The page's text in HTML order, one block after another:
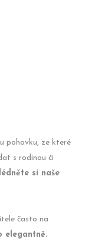
pohovku, ze které
s rodinou či
si naše
často na
elegantně.